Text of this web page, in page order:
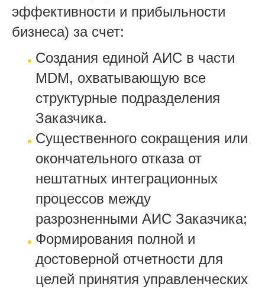
эффективности и прибыльности
бизнеса) за счет:
Создания единой АИС в части
MDM, охватывающую все
структурные подразделения
Заказчика.
Существенного сокращения или
окончательного отказа от
нештатных интеграционных
процессов между
разрозненными АИС Заказчика;
Формирования полной и
достоверной отчетности для
целей принятия управленческих